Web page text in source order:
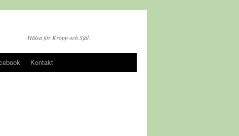
-Hälsa för Kropp och Själ-
Kontakt